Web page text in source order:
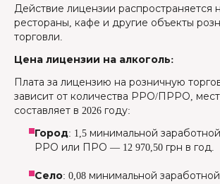
Действие лицензии распространяется
рестораны, кафе и другие объекты
торговли.
Цена лицензии на алкоголь:
Плата за лицензию на розничную
зависит от количества РРО/ПРРО,
составляет в 2026 году:
Город: 1,5 минимальной
РРО или ПРО — 12 970,50 грн в год.
Село: 0,08 минимальной